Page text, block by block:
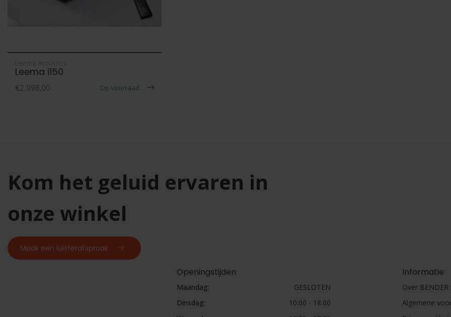
Leema Acoustics
Leema i150
€2.998,00 Op voorraad
Kom het geluid ervaren in
onze winkel
Maak een luisterafspraak
Openingstijden
Maandag:
GESLOTEN
Dinsdag:
10:00 - 18.00
Informatie
Over BENDER
Algemene